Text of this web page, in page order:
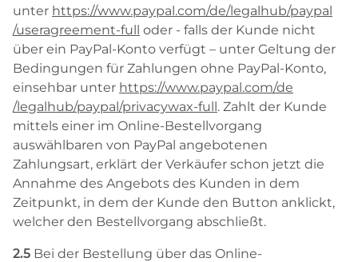
unter https://www.paypal.com/de/legalhub/paypal
/useragreement-full oder - falls der Kunde nicht
über ein PayPal-Konto verfügt – unter Geltung der
Bedingungen für Zahlungen ohne PayPal-Konto,
einsehbar unter https://www.paypal.com/de
/legalhub/paypal/privacywax-full. Zahlt der Kunde
mittels einer im Online-Bestellvorgang
auswählbaren von PayPal angebotenen
Zahlungsart, erklärt der Verkäufer schon jetzt die
Annahme des Angebots des Kunden in dem
Zeitpunkt, in dem der Kunde den Button anklickt,
welcher den Bestellvorgang abschließt.
2.5 Bei der Bestellung über das Online-